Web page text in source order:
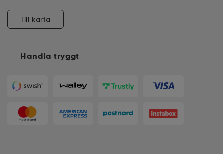
Handla tryggt
Till karta